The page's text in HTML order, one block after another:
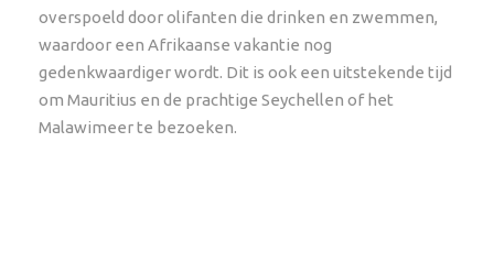
overspoeld door olifanten die drinken en zwemmen,
waardoor een Afrikaanse vakantie nog
gedenkwaardiger wordt. Dit is ook een uitstekende tijd
om Mauritius en de prachtige Seychellen of het
Malawimeer te bezoeken.